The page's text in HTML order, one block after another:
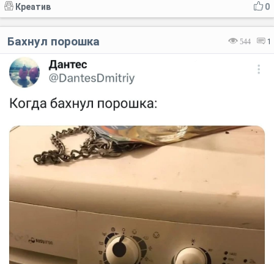
0
Креатив
544 1
Бахнул порошка